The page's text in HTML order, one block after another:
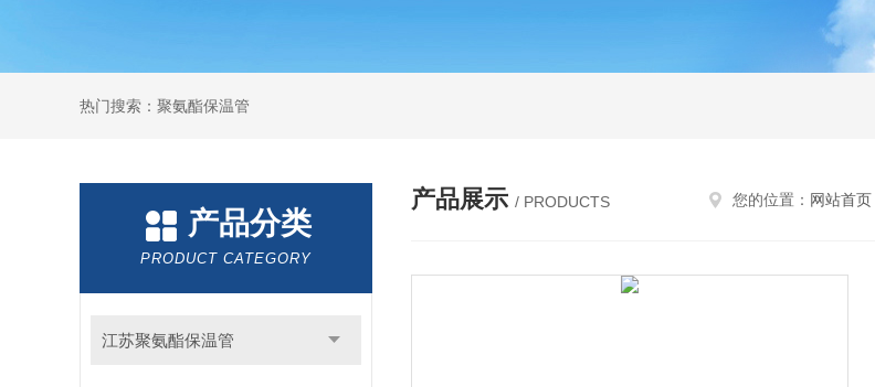
热门搜索：聚氨酯保温管
产品分类
PRODUCT CATEGORY
江苏聚氨酯保温管
产品展示 / PRODUCTS 您的位置： 网站首页